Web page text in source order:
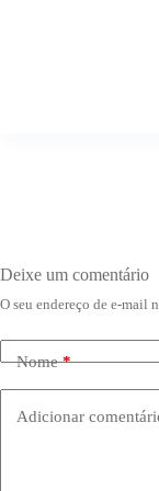
Deixe um comentário
O seu endereço de e-mail
Nome*
Adicionar